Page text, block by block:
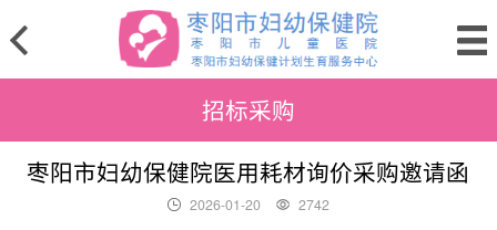
招标采购
枣阳市妇幼保健院医用耗材询价采购邀请函
2026-01-20 2742